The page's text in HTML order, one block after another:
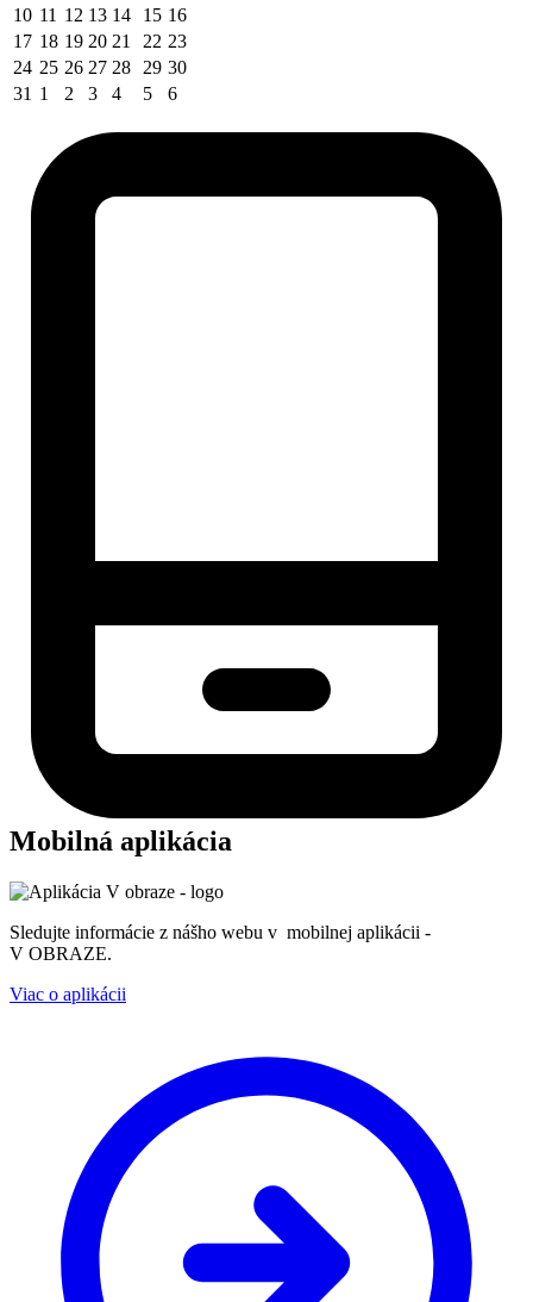
10 11 12 13 14 15 16
17 18 19 20 21 22 23
24 25 26 27 28 29 30
31 1 2 3 4 5 6
Mobilná aplikácia
Sledujte informácie z nášho webu v mobilnej aplikácii -
V OBRAZE.
Viac o aplikácii